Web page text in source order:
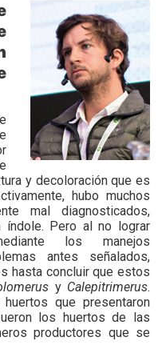
y decoloración que es
hubo muchos
mal diagnosticados,
índole. Pero al no lograr
los manejos
antes señalados,
hasta concluir que estos
y Calepitrimerus.
que presentaron
los huertos de las
productores que se